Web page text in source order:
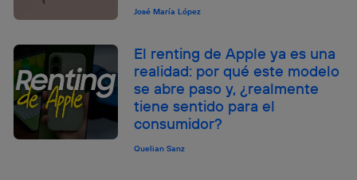
José María López
El renting de Apple ya es una
realidad: por qué este modelo
se abre paso y, ¿realmente
tiene sentido para el
consumidor?
Quelian Sanz